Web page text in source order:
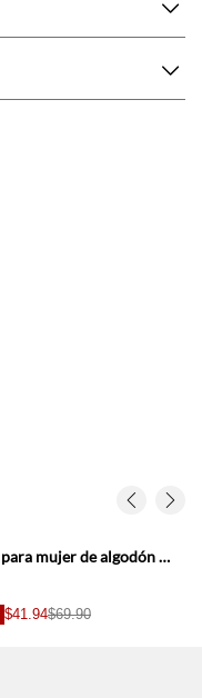
Jean para mujer de algodón azul claro corte horseshoe con estampado arabesco
$41.94$69.90